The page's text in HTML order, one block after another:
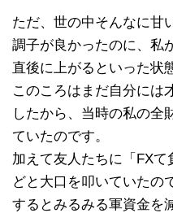
ただ、世の中そんなに甘
調子が良かったのに、私
直後に上がるといった状
このころはまだ自分には
したから、当時の私の全
ていたのです。
加えて友人たちに「FX
どと大口を叩いていたの
するとみるみる軍資金を